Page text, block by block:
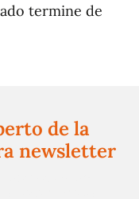
termine de
de la
newsletter